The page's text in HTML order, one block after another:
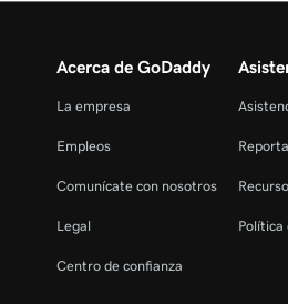
Acerca de GoDaddy
La empresa
Empleos
Comunícate con nosotros
Legal
Centro de confianza